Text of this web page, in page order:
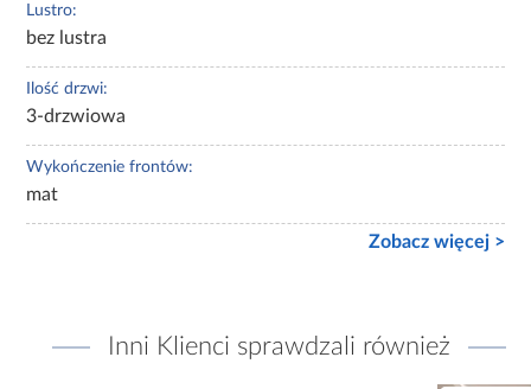
Lustro:
bez lustra
Ilość drzwi:
3-drzwiowa
Wykończenie frontów:
mat
Zobacz więcej >
Inni Klienci sprawdzali również